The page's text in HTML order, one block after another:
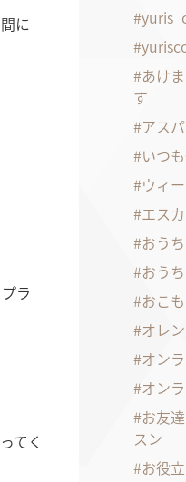
に
ラ
てく
あけ
す
アス
いつ
ウィ
エス
おう
おう
おこ
オレ
オン
オン
お友
スン
お役